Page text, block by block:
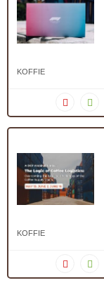
KOFFIE
KOFFIE